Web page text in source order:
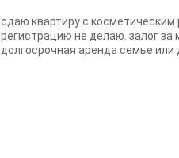
сдаю квартиру с косметическим
регистрацию не делаю. залог
долгосрочная аренда семье